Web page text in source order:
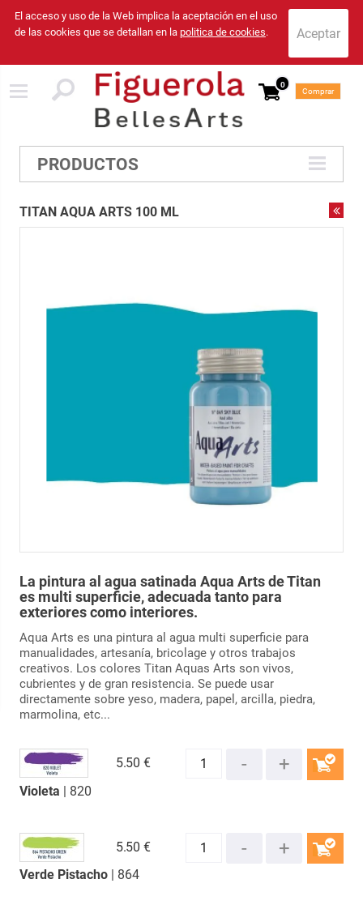
El acceso y uso de la Web implica la aceptación en el uso
de las cookies que se detallan en la politica de cookies.
0
Comprar
PRODUCTOS
TITAN AQUA ARTS 100 ML
La pintura al agua satinada Aqua Artsde Titan
es multi superficie, adecuada tanto para
exteriores como interiores.
Aqua Arts es una pintura al agua multi superficie para
manualidades, artesanía, bricolage y otros trabajos
creativos. Los colores Titan Aquas Arts son vivos,
cubrientes y de gran resistencia. Se puede usar
directamente sobre yeso, madera, papel, arcilla, piedra,
marmolina, etc...
Violeta | 820
5.50 €
Verde Pistacho| 864
5.50 €